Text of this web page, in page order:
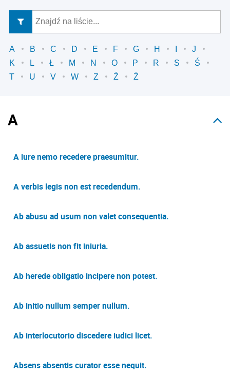
A B C D E F G H
J
K
L Ł M N O P R S
Ś
T
U V W Z Ź Ż
A
A iure nemo recedere praesumitur.
A verbis legis non est recedendum.
Ab abusu ad usum non valet consequentia.
Ab assuetis non fit iniuria.
Ab herede obligatio incipere non potest.
Ab initio nullum semper nullum.
Ab interlocutorio discedere iudici licet.
Absens absentis curator esse nequit.